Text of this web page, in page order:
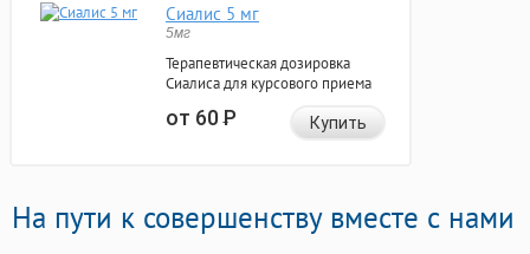
Сиалис 5 мг
5мг
Терапевтическая дозировка
Сиалиса для курсового приема
от 60Р Купить
На пути к совершенству вместе с нами